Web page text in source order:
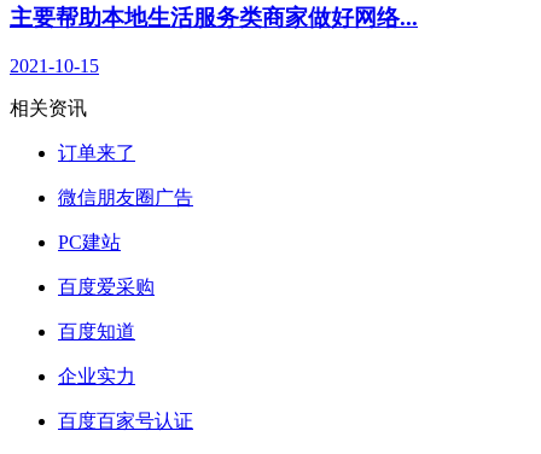
主要帮助本地生活服务类商家做好网络...
2021-10-15
相关资讯
订单来了
微信朋友圈广告
PC建站
百度爱采购
百度知道
企业实力
百度百家号认证